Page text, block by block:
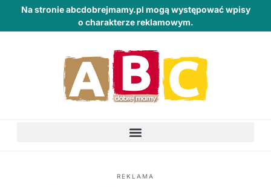
Na stronie abcdobrejmamy.pl mogą występować wpisy
o charakterze reklamowym.
REKLAMA